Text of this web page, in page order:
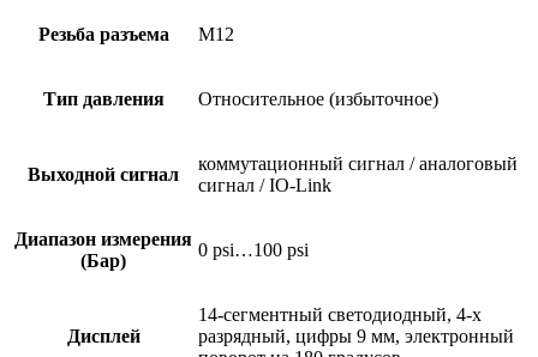
Резьба разъема M12
Тип давления Относительное (избыточное)
Выходной сигнал
коммутационный сигнал / аналоговый
сигнал / IO-Link
Диапазон измерения
(Бар)
0 psi…100 psi
Дисплей
14-сегментный светодиодный, 4-х
разрядный, цифры 9 мм, электронный